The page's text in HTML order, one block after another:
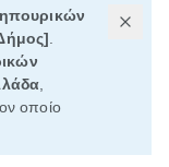
οποίο